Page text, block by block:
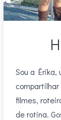
Sou a Érika,
filmes,
de rotina.